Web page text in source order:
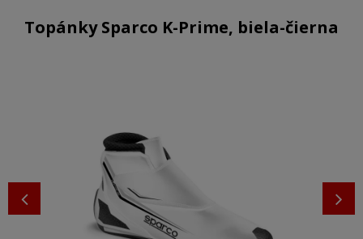
Topánky Sparco K-Prime, biela-čierna